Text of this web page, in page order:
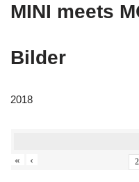
MINI meets
Bilder
2018
« ‹